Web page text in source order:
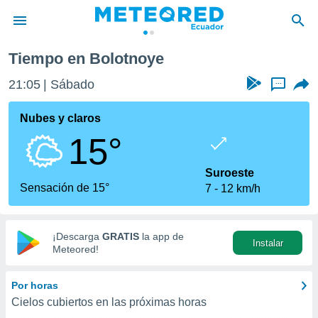
de
ha
calidad.
a este
las
y
digital
basada
Tiempo en Bolotnoye
21:05 Sábado ...
Nubes y claros
15°
Sensación de 15°
Suroeste
7
12 km/h
¡Descarga GRATIS la app de
Meteored!
Instalar
Por horas
Cielos cubiertos en las próximas horas